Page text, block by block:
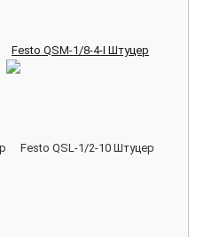
Festo QSM-1/8-4-I Штуцер